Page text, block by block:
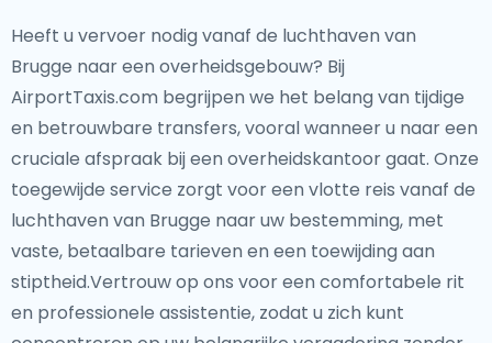
Heeft u vervoer nodig vanaf de luchthaven van
Brugge naar een overheidsgebouw? Bij
AirportTaxis.com begrijpen we het belang van tijdige
en betrouwbare transfers, vooral wanneer u naar een
cruciale afspraak bij een overheidskantoor gaat. Onze
toegewijde service zorgt voor een vlotte reis vanaf de
luchthaven van Brugge naar uw bestemming, met
vaste, betaalbare tarieven en een toewijding aan
stiptheid.Vertrouw op ons voor een comfortabele rit
en professionele assistentie, zodat u zich kunt